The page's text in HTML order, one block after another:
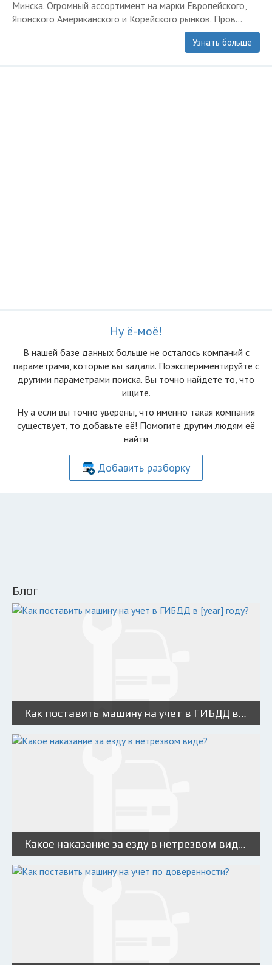
Минска. Огромный ассортимент на марки Европейского,
Японского Американского и Корейского рынков. Пров...
Узнать больше
Ну ё-моё!
В нашей базе данных больше не осталоcь компаний с
параметрами, которые вы задали. Поэкспериментируйте с
другими параметрами поиска. Вы точно найдете то, что
ищите.
Ну а если вы точно уверены, что именно такая компания
существует, то добавьте её! Помогите другим людям её
найти
Добавить разборку
Блог
Как поставить машину на учет в ГИБДД в [year] году?
Какое наказание за езду в нетрезвом виде?